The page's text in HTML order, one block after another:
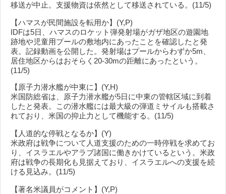
移送が中止。支援物資は依然として移送されている。(11/5)
【ハマスが民間施設を転用か】(Y,P)
IDFは5日、ハマスのロケット弾発射場がガザ地区の遊園地
跡地や児童用プールの敷地内にあったことを確認したと発
表。記録動画を公開した。発射場はプールからわずか5m、
居住地区からはおそらく20-30mの距離にあったという。
(11/5)
【原子力潜水艦が中東に】(Y,H)
米国防総省は、原子力潜水艦が5日に中東の管轄区域に到着
したと発表。この潜水艦には最大級の弾道ミサイルも搭載さ
れており、米国の抑止力として機能する。(11/5)
【人道的な停戦となるか】(Y)
米政府は戦争について人道支援のための一時停戦を求めてお
り、イスラエルやアラブ諸国に働きかけているという。米政
府は戦争の長期化も見据えており、イスラエルへの支援を続
ける見込み。(11/5)
【著名米議員がコメント】(Y,P)